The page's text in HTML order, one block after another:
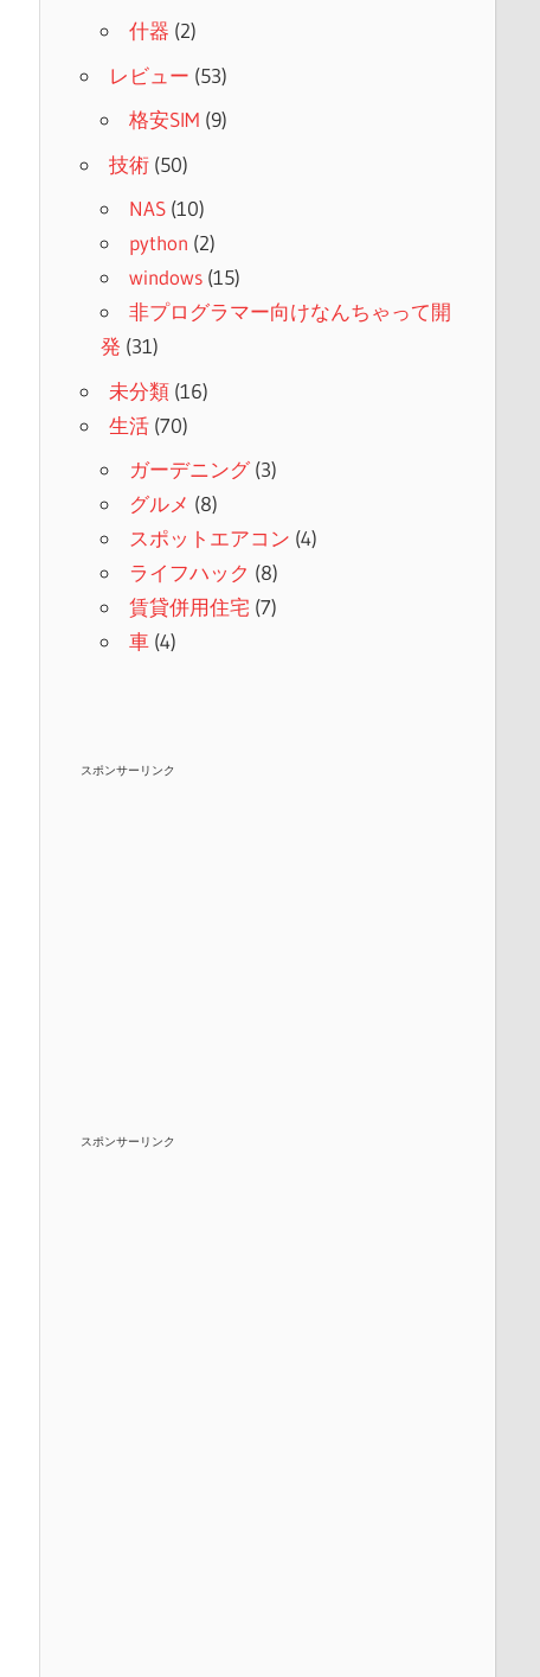
什器 (2)
レビュー (53)
格安SIM (9)
技術(50)
NAS(10)
python (2)
windows(15)
非プログラマー向けなんちゃって開
発 (31)
未分類(16)
生活(70)
ガーデニング(3)
グルメ (8)
スポットエアコン (4)
ライフハック (8)
賃貸併用住宅 (7)
車(4)
スポンサーリンク
スポンサーリンク